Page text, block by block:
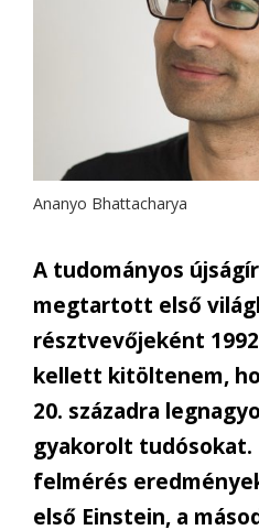
Ananyo Bhattacharya
A tudományos
megtartott első
résztvevőjeként
kellett kitöltenem,
20. századra
gyakorolt tudósokat.
felmérés
első Einstein, a